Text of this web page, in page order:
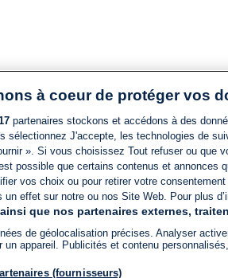
à coeur de protéger vos
partenaires stockons et accédons à des
sélectionnez J'accepte, les technologies de
». Si vous choisissez Tout refuser ou
possible que certains contenus et annonces
vos choix ou pour retirer votre
un effet sur notre ou nos Site Web. Pour plus
que nos partenaires externes,
de géolocalisation précises. Analyser
un appareil. Publicités et contenu
(fournisseurs)